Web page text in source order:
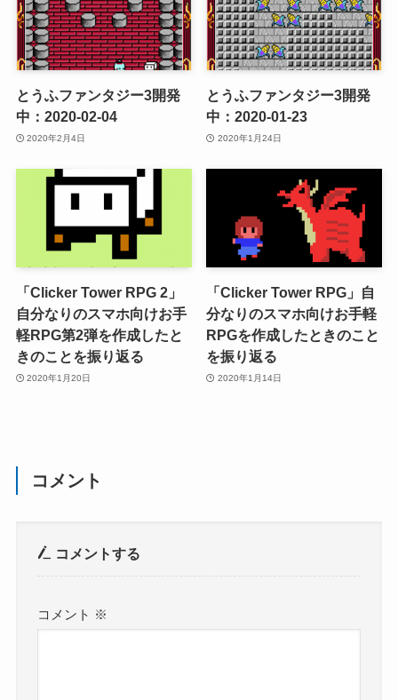
とうふファンタジー3開発
中：2020-02-04
2020年2月4日
とうふファンタジー3開発
中：2020-01-23
2020年1月24日
「Clicker Tower RPG 2」
自分なりのスマホ向けお手
軽RPG第2弾を作成したと
きのことを振り返る
2020年1月20日
「Clicker Tower RPG」自
分なりのスマホ向けお手軽
RPGを作成したときのこと
を振り返る
2020年1月14日
コメント
コメントする
コメント ※